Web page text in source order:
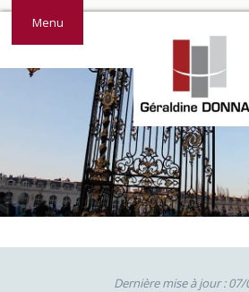
Menu
Dernière mise à jour : 07/